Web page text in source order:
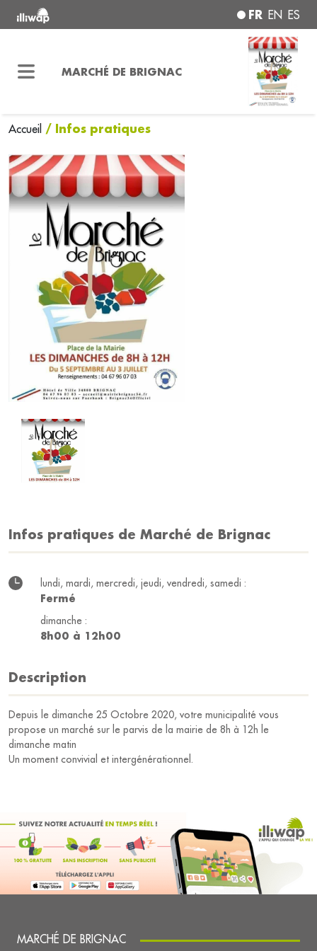
FR EN ES
MARCHÉ DE BRIGNAC
Accueil / Infos pratiques
Infos pratiques de Marché de Brignac
lundi, mardi, mercredi, jeudi, vendredi, samedi :
Fermé
dimanche :
8h00 à 12h00
Description
Depuis le dimanche 25 Octobre 2020, votre municipalité vous
propose un marché sur le parvis de la mairie de 8h à 12h le
dimanche matin
Un moment convivial et intergénérationnel.
MARCHÉ DE BRIGNAC